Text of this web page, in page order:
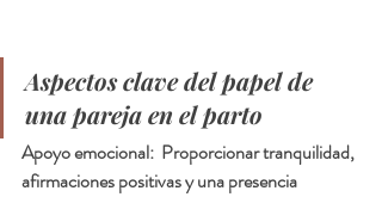
Aspectos clave del papel de
una pareja en el parto
Apoyo emocional: Proporcionar tranquilidad,
afirmaciones positivas y una presencia